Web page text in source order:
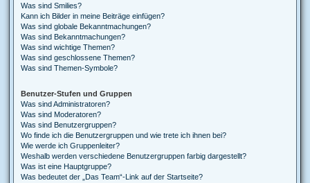
Was sind Smilies?
Kann ich Bilder in meine Beiträge einfügen?
Was sind globale Bekanntmachungen?
Was sind Bekanntmachungen?
Was sind wichtige Themen?
Was sind geschlossene Themen?
Was sind Themen-Symbole?
Benutzer-Stufen und Gruppen
Was sind Administratoren?
Was sind Moderatoren?
Was sind Benutzergruppen?
Wo finde ich die Benutzergruppen und wie trete ich ihnen bei?
Wie werde ich Gruppenleiter?
Weshalb werden verschiedene Benutzergruppen farbig dargestellt?
Was ist eine Hauptgruppe?
Was bedeutet der „Das Team“-Link auf der Startseite?